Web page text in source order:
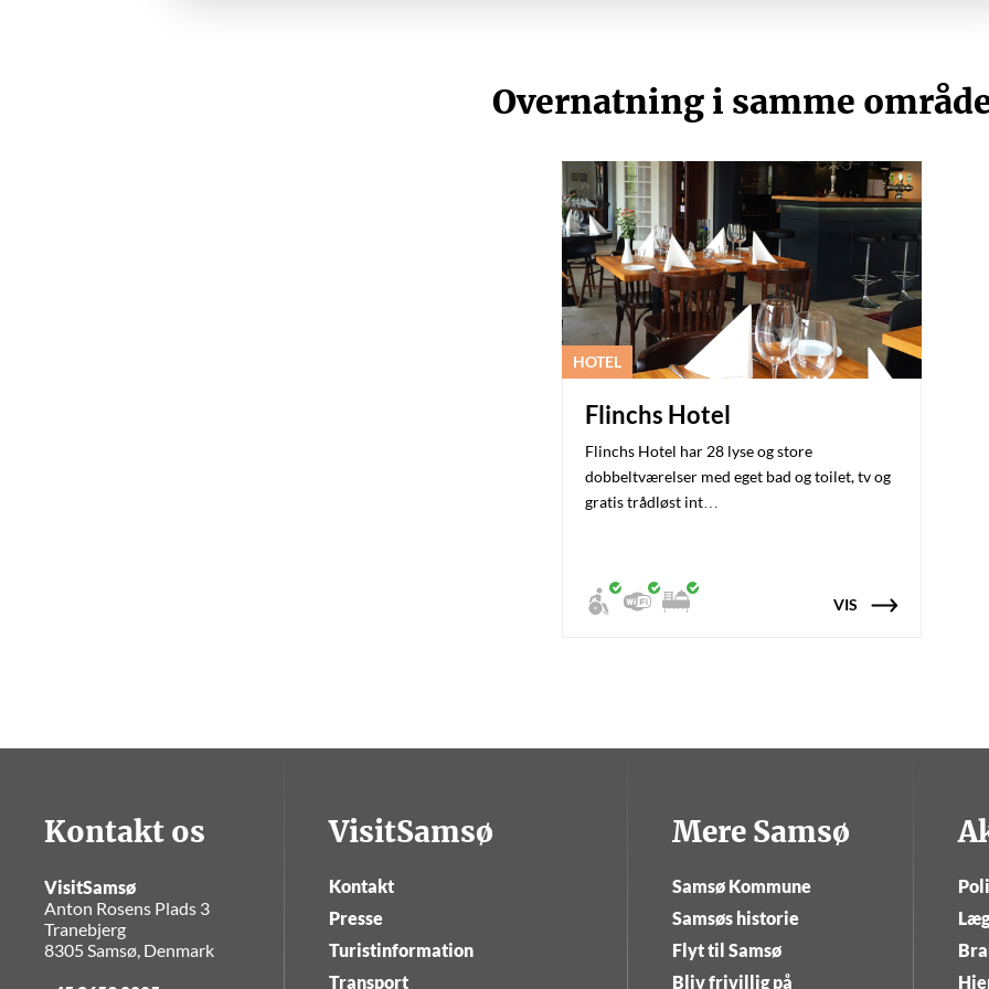
Overnatning i samme
HOTEL
Flinchs Hotel
Flinchs Hotel har 28 lyse og store
dobbeltværelser med eget bad og toilet, tv og
gratis trådløst int…
VIS
Kontakt os
VisitSamsø
Anton Rosens Plads 3
Tranebjerg
8305 Samsø, Denmark
VisitSamsø
Kontakt
Presse
Turistinformation
Transport
Mere Samsø
Samsø Kommune
Samsøs historie
Flyt til Samsø
Bliv frivillig på